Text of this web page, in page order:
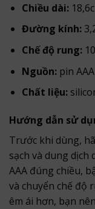
Chiều dài:
Đường kính:
Chế độ rung:
Nguồn:pin AAA
Chất liệu:
Hướng dẫn sử
Trước khi dùng,
sạch và dung dịch
AAA đúng chiều,
và chuyển chế độ
êm ái hơn, bạn